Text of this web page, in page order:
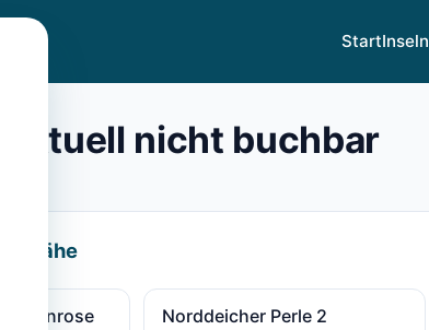
StartInseln
nicht buchbar
Nähe
Dünenrose Norddeicher Perle 2